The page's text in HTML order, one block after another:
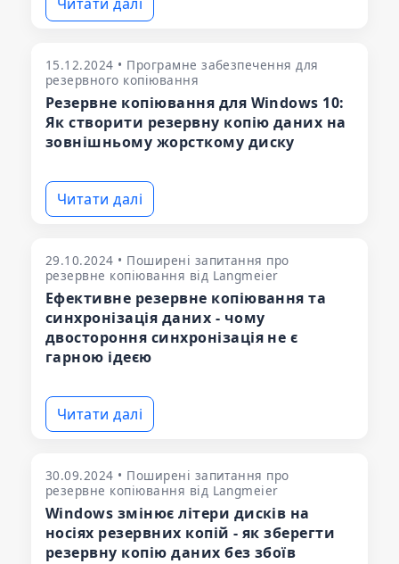
15.12.2024 • Програмне забезпечення для
резервного копіювання
Резервне копіювання для Windows 10:
Як створити резервну копію даних на
зовнішньому жорсткому диску
Читати далі
29.10.2024 • Поширені запитання про
резервне копіювання від Langmeier
Ефективне резервне копіювання та
синхронізація даних - чому
двостороння синхронізація не є
гарною ідеєю
Читати далі
30.09.2024 • Поширені запитання про
резервне копіювання від Langmeier
Windows змінює літери дисків на
носіях резервних копій - як зберегти
резервну копію даних без збоїв